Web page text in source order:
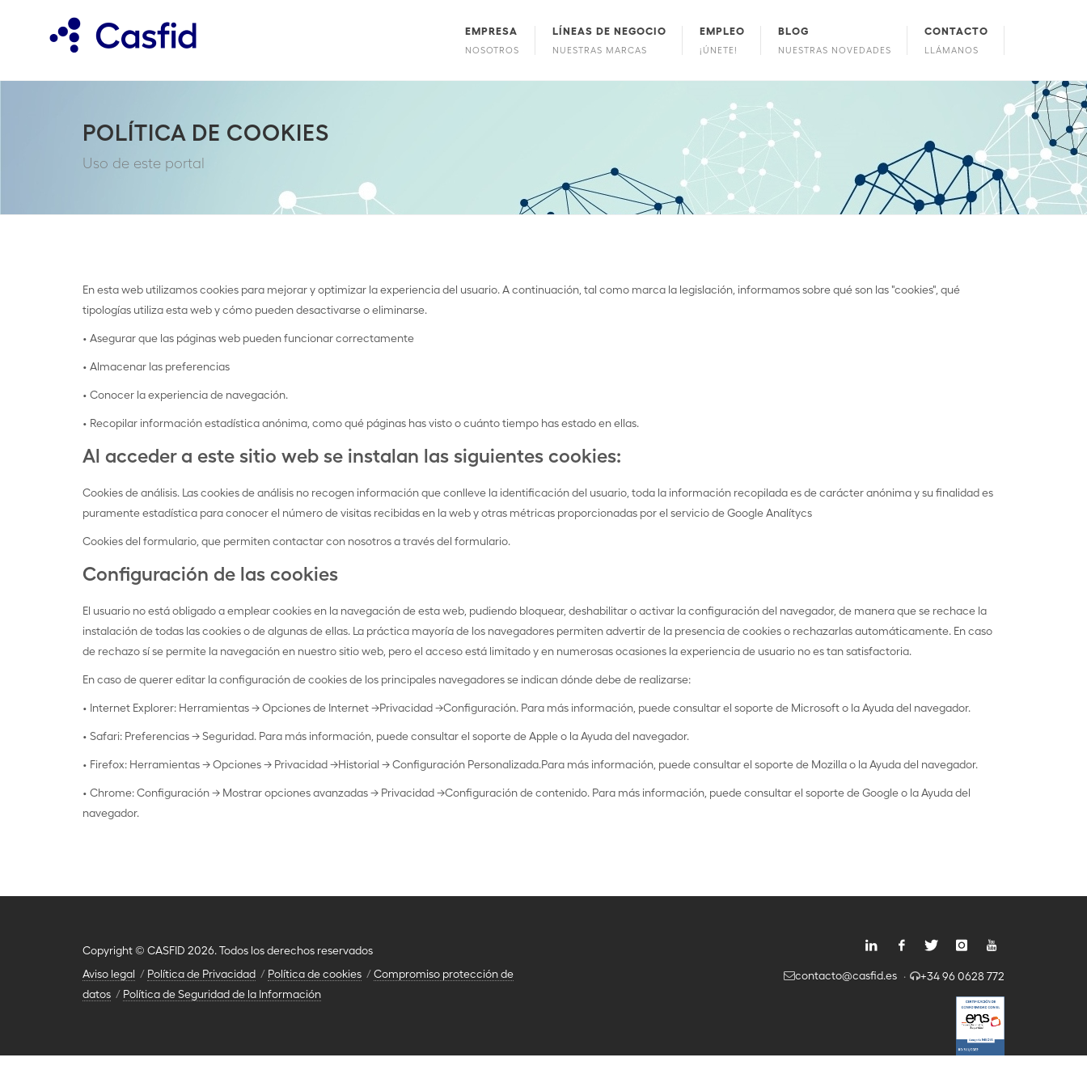
EMPRESA
NOSOTROS
LÍNEAS DE NEGOCIO
NUESTRAS MARCAS
EMPLEO
¡ÚNETE!
BLOG
NUESTRAS NOVEDADES
CONTACTO
LLÁMANOS
POLÍTICA DE COOKIES
Uso de este portal
En esta web utilizamos cookies para mejorar y optimizar la experiencia del usuario. A continuación, tal como marca la legislación, informamos sobre qué son las "cookies", qué
tipologías utiliza esta web y cómo pueden desactivarse o eliminarse.
• Asegurar que las páginas web pueden funcionar correctamente
• Almacenar las preferencias
• Conocer la experiencia de navegación.
• Recopilar información estadística anónima, como qué páginas has visto o cuánto tiempo has estado en ellas.
Al acceder a este sitio web se instalan las siguientes cookies:
Cookies de análisis. Las cookies de análisis no recogen información que conlleve la identificación del usuario, toda la información recopilada es de carácter anónima y su finalidad es
puramente estadística para conocer el número de visitas recibidas en la web y otras métricas proporcionadas por el servicio de Google Analítycs
Cookies del formulario, que permiten contactar con nosotros a través del formulario.
Configuración de las cookies
El usuario no está obligado a emplear cookies en la navegación de esta web, pudiendo bloquear, deshabilitar o activar la configuración del navegador, de manera que se rechace la
instalación de todas las cookies o de algunas de ellas. La práctica mayoría de los navegadores permiten advertir de la presencia de cookies o rechazarlas automáticamente. En caso
de rechazo sí se permite la navegación en nuestro sitio web, pero el acceso está limitado y en numerosas ocasiones la experiencia de usuario no es tan satisfactoria.
En caso de querer editar la configuración de cookies de los principales navegadores se indican dónde debe de realizarse:
• Internet Explorer: Herramientas -> Opciones de Internet ->Privacidad ->Configuración. Para más información, puede consultar el soporte de Microsoft o la Ayuda del navegador.
• Safari: Preferencias -> Seguridad. Para más información, puede consultar el soporte de Apple o la Ayuda del navegador.
• Firefox: Herramientas -> Opciones -> Privacidad ->Historial -> Configuración Personalizada.Para más información, puede consultar el soporte de Mozilla o la Ayuda del navegador.
• Chrome: Configuración -> Mostrar opciones avanzadas -> Privacidad ->Configuración de contenido. Para más información, puede consultar el soporte de Google o la Ayuda del
navegador.
Copyright © CASFID 2026. Todos los derechos reservados
Aviso legal
Política de Privacidad Política de cookies
Compromiso protección de
datos
Política de Seguridad de la Información
contacto@casfid.es +34 96 0628 772